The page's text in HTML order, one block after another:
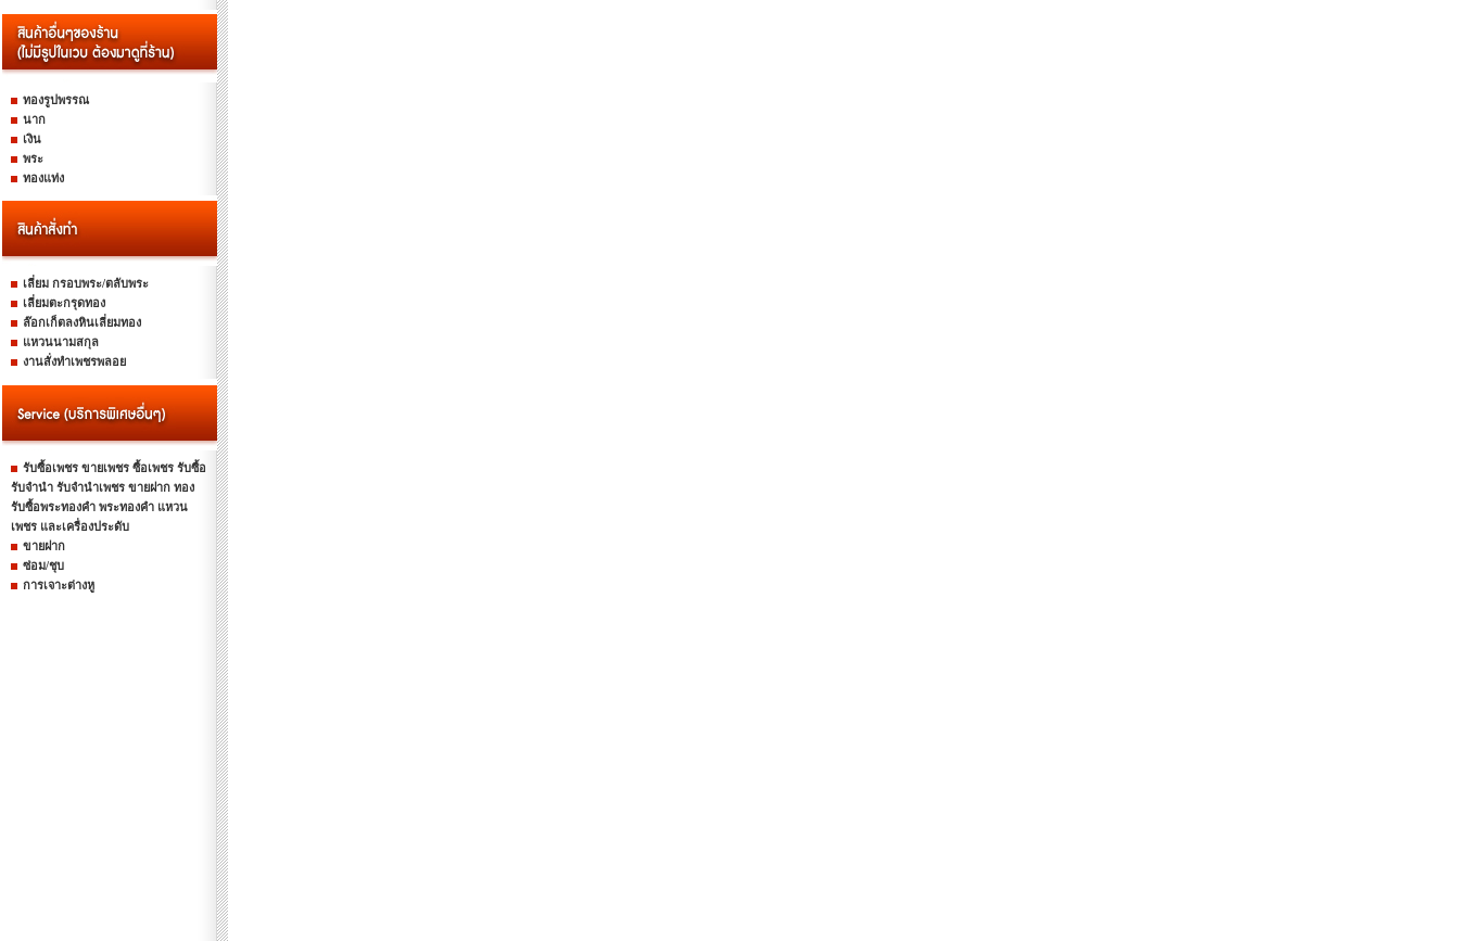
ทองรูปพรรณ
นาก
เงิน
พระ
ทองแท่ง
เลี่ยม กรอบพระ/ตลับพระ
เลี่ยมตะกรุดทอง
ล๊อกเก็ตลงหินเลี่ยมทอง
แหวนนามสกุล
งานสั่งทำเพชรพลอย
รับซื้อเพชร ขายเพชร ซื้อเพชร รับซื้อ
รับจำนำ รับจำนำเพชร ขายฝาก ทอง
รับซื้อพระทองคำ พระทองคำ แหวน
เพชร และเครื่องประดับ
ขายฝาก
ซ่อม/ชุบ
การเจาะต่างหู